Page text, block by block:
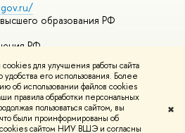
для улучшения работы сайта
его использования. Более
об использовании файлов cookies
правила обработки персональных
пользоваться сайтом, вы
были проинформированы об
cookies сайтом НИУ ВШЭ и согласны
✖
образования РФ
РФ
курсы
и контактыУсловия
Политика конфиденциальности